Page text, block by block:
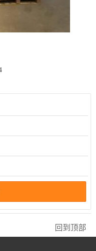
回到顶部